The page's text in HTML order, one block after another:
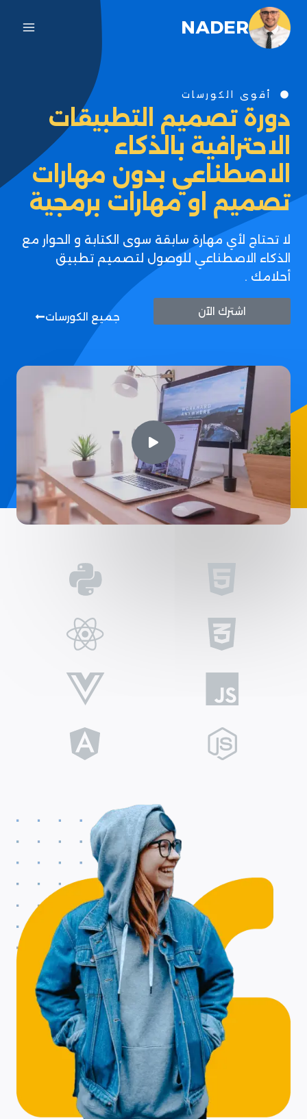
NADER
أقوى الكورسات
دورة تصميم التطبيقات
الاحترافية بالذكاء
الاصطناعي بدون مهارات
تصميم او مهارات برمجية
لا تحتاج لأي مهارة سابقة سوى الكتابة و الحوار مع
الذكاء الاصطناعي للوصول لتصميم تطبيق
أحلامك .
اشترك الآن جميع الكورسات